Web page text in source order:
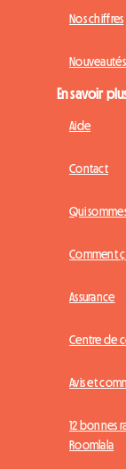
Nos chiffres
Nouveautés
En savoir
Aide
Contact
Qui
Comment
Assurance
Centre de
Avis et
12 bonnes
Roomlala